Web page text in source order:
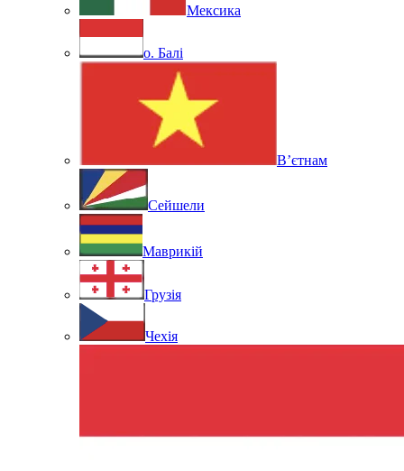
Мексика
о. Балі
В’єтнам
Сейшели
Маврикій
Грузія
Чехія